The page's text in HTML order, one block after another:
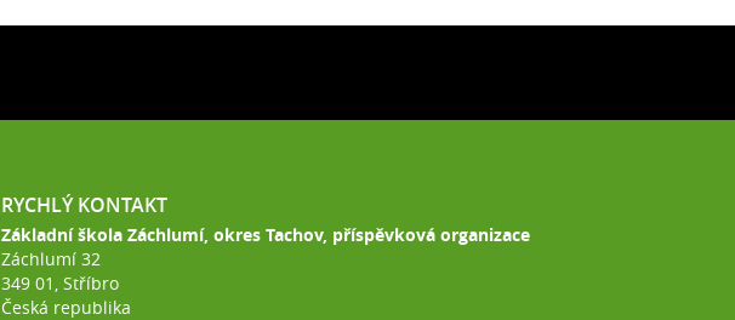
RYCHLÝ KONTAKT
Základní škola Záchlumí, okres Tachov, příspěvková organizace
Záchlumí 32
349 01, Stříbro
Česká republika